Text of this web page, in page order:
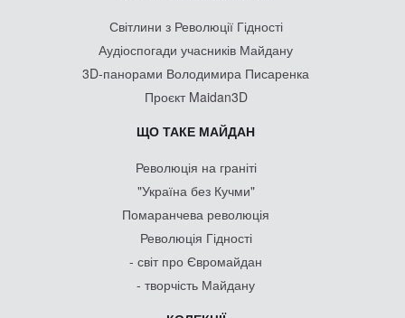
Світлини з Революції Гідності
Аудіоспогади учасників Майдану
3D-панорами Володимира Писаренка
Проєкт Maidan3D
ЩО ТАКЕ МАЙДАН
Революція на граніті
"Україна без Кучми"
Помаранчева революція
Революція Гідності
- світ про Євромайдан
- творчість Майдану